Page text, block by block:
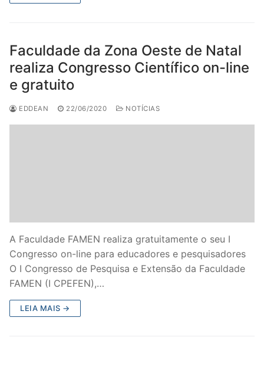
Faculdade da Zona Oeste de Natal
realiza Congresso Científico on-line
e gratuito
EDDEAN 22/06/2020 NOTÍCIAS
A Faculdade FAMEN realiza gratuitamente o seu I
Congresso on-line para educadores e pesquisadores
O I Congresso de Pesquisa e Extensão da Faculdade
FAMEN (I CPEFEN),…
LEIA MAIS →